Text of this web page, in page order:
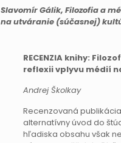
Slavomír Gálik, Filozofia a
na utváranie (súčasnej)
RECENZIA knihy:
reflexii vplyvu médií
Andrej Školkay
Recenzovaná
alternatívny úvod do
hľadiska obsahu však